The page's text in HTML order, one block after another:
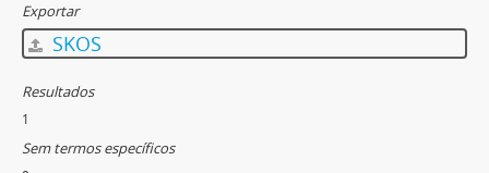
Exportar
SKOS
Resultados
1
Sem termos específicos